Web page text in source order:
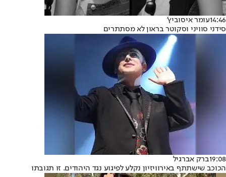
14:46עומר איסוביץ'
סידני סוויני וסקוטר בראון לא מסתתרים
19:08ברק אברגיל
הכוכב שישתתף באירוויזיון נקלע לפיגוע נגד היהודים. זו תגובתו